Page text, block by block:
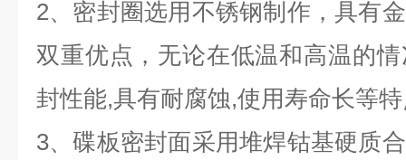
2、密封圈选用不锈钢制作，具有
双重优点，无论在低温和高温的
封性能,具有耐腐蚀,使用寿命长等
3、碟板密封面采用堆焊钴基硬质